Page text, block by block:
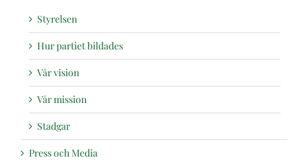
Styrelsen
Hur partiet bildades
Vår vision
Vår mission
Stadgar
Press och Media